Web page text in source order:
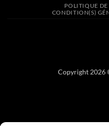
POLITIQUE
CONDITION(S)
Copyright 2026